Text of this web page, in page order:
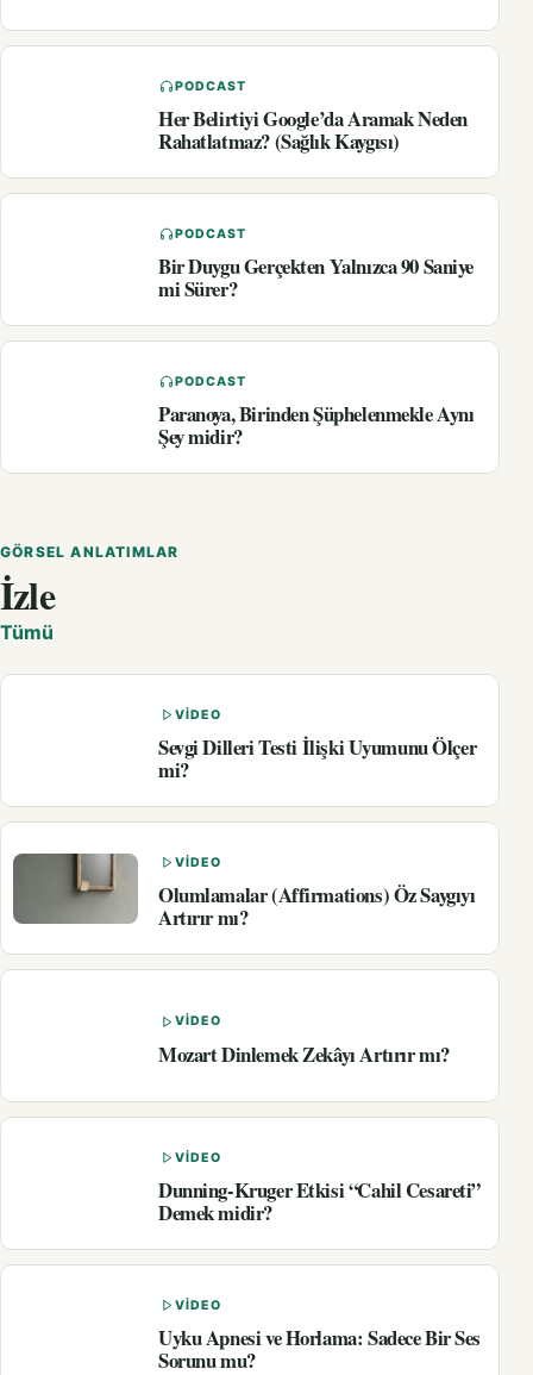
PODCAST
Her Belirtiyi Google’da Aramak Neden
Rahatlatmaz? (Sağlık Kaygısı)
PODCAST
Bir Duygu Gerçekten Yalnızca 90 Saniye
mi Sürer?
PODCAST
Paranoya, Birinden Şüphelenmekle Aynı
Şey midir?
GÖRSEL ANLATIMLAR
İzle
Tümü
VIDEO
Sevgi Dilleri Testi İlişki Uyumunu Ölçer
mi?
VIDEO
Olumlamalar (Affirmations) Öz Saygıyı
Artırır mı?
VIDEO
Mozart Dinlemek Zekâyı Artırır mı?
VIDEO
Dunning-Kruger Etkisi “Cahil Cesareti”
Demek midir?
VIDEO
Uyku Apnesi ve Horlama: Sadece Bir Ses
Sorunu mu?